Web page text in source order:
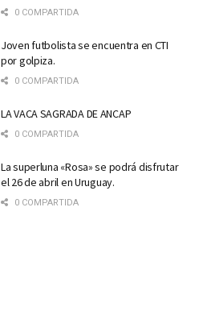
0 COMPARTIDA
Joven futbolista se encuentra en CTI
por golpiza.
0 COMPARTIDA
LA VACA SAGRADA DE ANCAP
0 COMPARTIDA
La superluna «Rosa» se podrá disfrutar
el 26 de abril en Uruguay.
0 COMPARTIDA